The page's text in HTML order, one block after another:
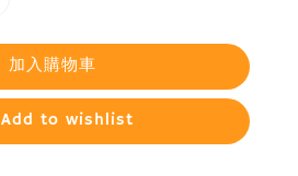
加入購物車
Add to wishlist